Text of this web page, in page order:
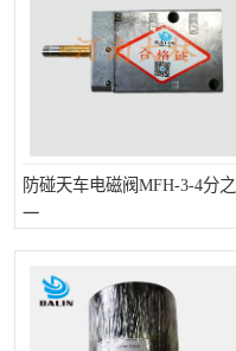
防碰天车电磁阀MFH-3-4分之
一